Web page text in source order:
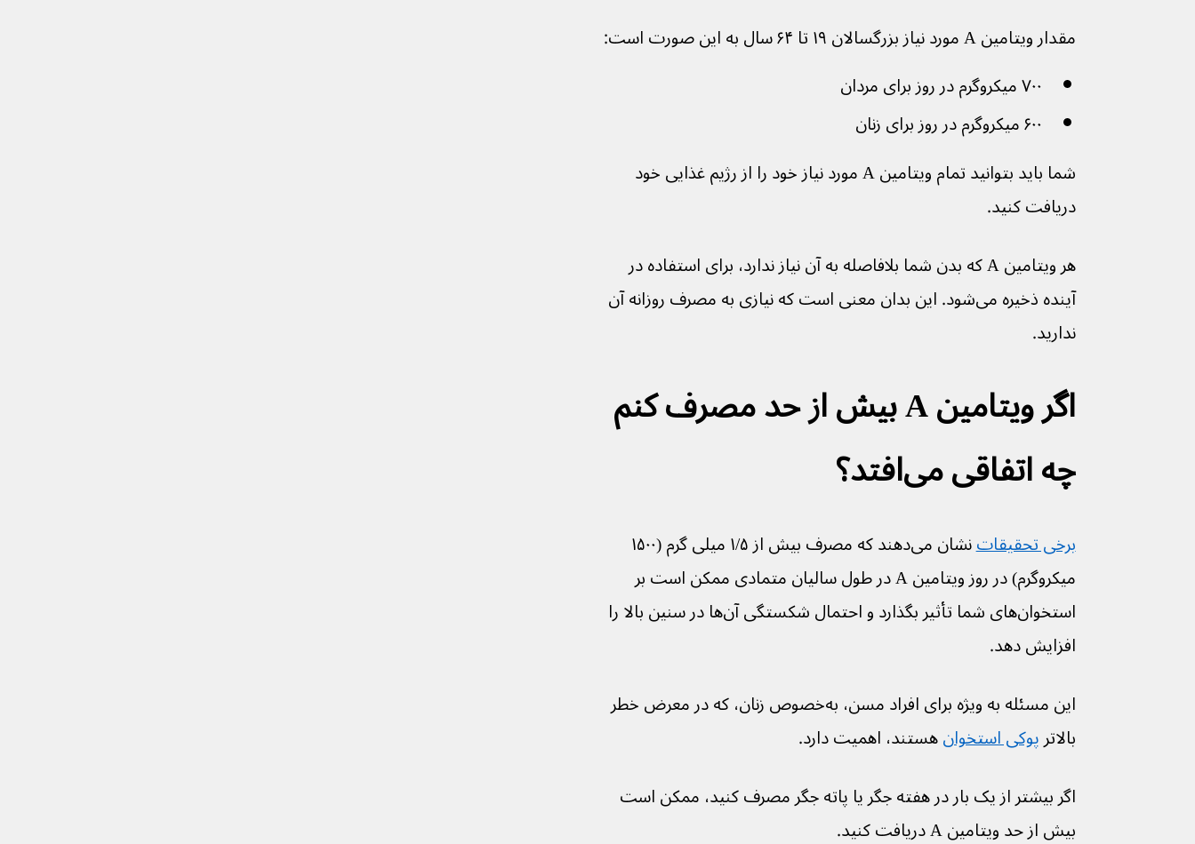
مقدار ویتامین A مورد نیاز بزرگسالان ۱۹ تا ۶۴ سال به این صورت است:
۷۰۰ میکروگرم در روز برای مردان
۶۰۰ میکروگرم در روز برای زنان
شما باید بتوانید تمام ویتامین A مورد نیاز خود را از رژیم غذایی خود
دریافت کنید.
هر ویتامین A که بدن شما بلافاصله به آن نیاز ندارد، برای استفاده در
آینده ذخیره می‌شود. این بدان معنی است که نیازی به مصرف روزانه آن
ندارید.
اگر ویتامین A بیش از حد مصرف کنم
چه اتفاقی می‌افتد؟
برخی تحقیقات
میکروگرم) در روز ویتامین A در طول سالیان متمادی ممکن است بر
استخوان‌های شما تأثیر بگذارد و احتمال شکستگی آن‌ها در سنین بالا را
افزایش دهد.
این مسئله به ویژه برای افراد مسن، به‌خصوص زنان، که در معرض خطر
بالاتر پوکی استخوان هستند، اهمیت دارد.
اگر بیشتر از یک بار در هفته جگر یا پاته جگر مصرف کنید، ممکن است
بیش از حد ویتامین A دریافت کنید.